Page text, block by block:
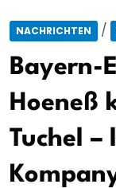
NACHRICHTEN /
Bayern-
Hoeneß
Tuchel